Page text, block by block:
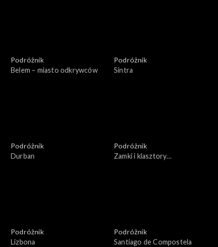
Podróżnik
Belem – miasto odkrywców
Podróżnik
Sintra
Podróżnik
Durban
Podróżnik
Zamki i klasztory
Podróżnik
Lizbona
Podróżnik
Santiago de Compostela